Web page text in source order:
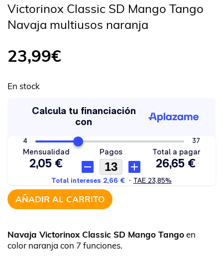
Victorinox Classic SD Mango Tango
Navaja multiusos naranja
23,99€
En stock
AÑADIR AL CARRITO
Navaja Victorinox Classic SD Mango Tangoen
color naranja con 7 funciones.